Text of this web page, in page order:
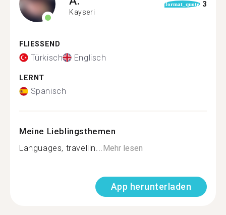
Kayseri
format_quote 3
FLIESSEND
Türkisch Englisch
LERNT
Spanisch
Meine Lieblingsthemen
Languages, travellin...Mehr lesen
App herunterladen